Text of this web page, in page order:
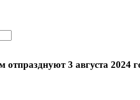
отпразднуют 3 августа 2024